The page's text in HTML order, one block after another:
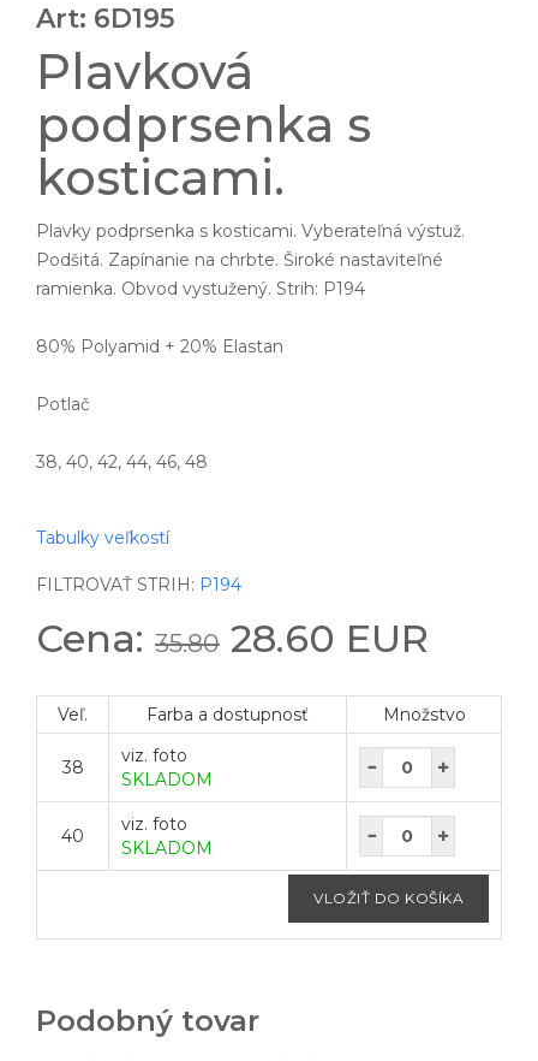
Art: 6D195
Plavková
podprsenka s
kosticami.
Plavky podprsenka s kosticami. Vyberateľná výstuž.
Podšitá. Zapínanie na chrbte. Široké nastaviteľné
ramienka. Obvod vystužený. Strih: P194
80% Polyamid + 20% Elastan
Potlač
38, 40, 42, 44, 46, 48
Tabulky veľkostí
FILTROVAŤ STRIH: P194
Cena: 35.80 28.60 EUR
Veľ. Farba a dostupnosť Množstvo
38
viz. foto
SKLADOM
40
viz. foto
SKLADOM
Podobný tovar